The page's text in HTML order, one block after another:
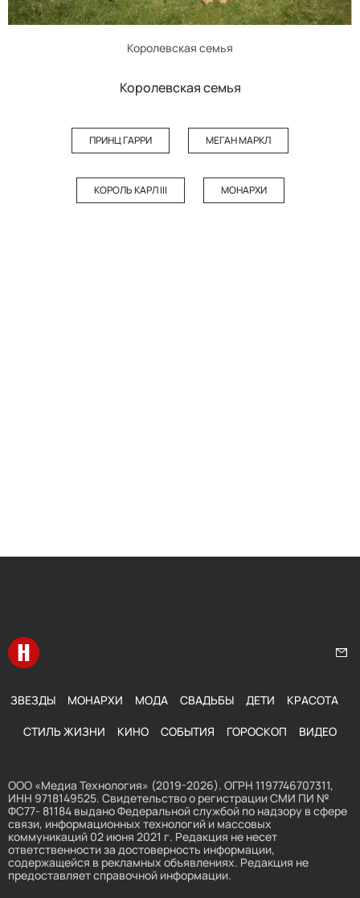
Королевская семья
Королевская семья
ПРИНЦ ГАРРИ МЕГАН МАРКЛ
КОРОЛЬ КАРЛ III МОНАРХИ
Перейти на главную
ЗВЕЗДЫ МОНАРХИ МОДА СВАДЬБЫ ДЕТИ КРАСОТА
СТИЛЬ ЖИЗНИ КИНО СОБЫТИЯ ГОРОСКОП ВИДЕО
ООО «Медиа Технология» (2019-2026). ОГРН 1197746707311,
ИНН 9718149525. Свидетельство о регистрации СМИ ПИ №
ФС77- 81184 выдано Федеральной службой по надзору в сфере
связи, информационных технологий и массовых
коммуникаций 02 июня 2021 г. Редакция не несет
ответственности за достоверность информации,
содержащейся в рекламных объявлениях. Редакция не
предоставляет справочной информации.